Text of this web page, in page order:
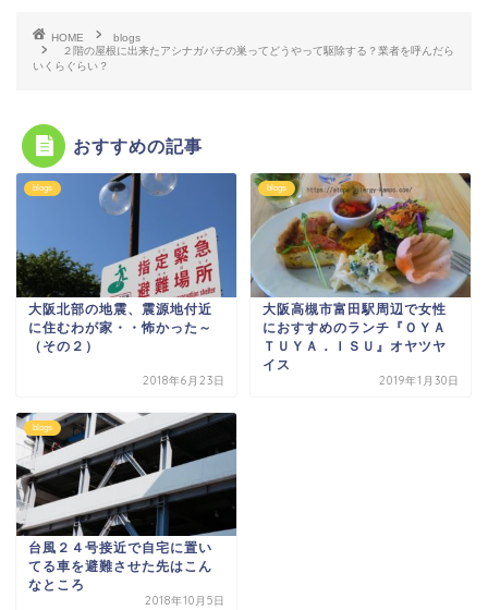
HOME
blogs
２階の屋根に出来たアシナガバチの巣ってどうやって駆除する？業者を呼んだら
いくらぐらい？
おすすめの記事
blogs
大阪北部の地震、震源地付近
に住むわが家・・怖かった～
（その２）
2018年6月23日
blogs
大阪高槻市富田駅周辺で女性
におすすめのランチ『ＯＹＡ
ＴＵＹＡ．ＩＳＵ』オヤツヤ
イス
2019年1月30日
blogs
台風２４号接近で自宅に置い
てる車を避難させた先はこん
なところ
2018年10月5日